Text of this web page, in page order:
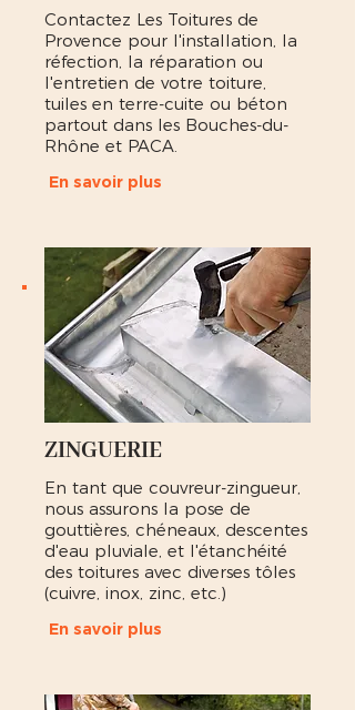
Contactez Les Toitures de
Provence pour l'installation, la
réfection, la réparation ou
l'entretien de votre toiture,
tuiles en terre-cuite ou béton
partout dans les Bouches-du-
Rhône et PACA.
En savoir plus
ZINGUERIE
En tant que couvreur-zingueur,
nous assurons la pose de
gouttières, chéneaux, descentes
d'eau pluviale, et l'étanchéité
des toitures avec diverses tôles
(cuivre, inox, zinc, etc.)
En savoir plus